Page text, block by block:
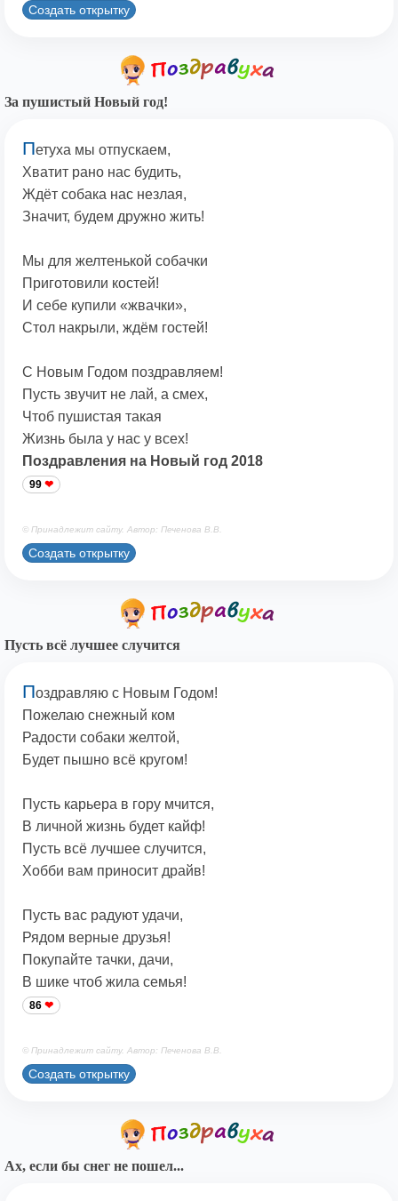
Создать открытку
За пушистый Новый год!
Петуха мы отпускаем,
Хватит рано нас будить,
Ждёт собака нас незлая,
Значит, будем дружно жить!
Мы для желтенькой собачки
Приготовили костей!
И себе купили «жвачки»,
Стол накрыли, ждём гостей!
С Новым Годом поздравляем!
Пусть звучит не лай, а смех,
Чтоб пушистая такая
Жизнь была у нас у всех!
Поздравления на Новый год 2018
99
© Принадлежит сайту. Автор: Печенова В.В.
Создать открытку
Пусть всё лучшее случится
Поздравляю с Новым Годом!
Пожелаю снежный ком
Радости собаки желтой,
Будет пышно всё кругом!
Пусть карьера в гору мчится,
В личной жизнь будет кайф!
Пусть всё лучшее случится,
Хобби вам приносит драйв!
Пусть вас радуют удачи,
Рядом верные друзья!
Покупайте тачки, дачи,
В шике чтоб жила семья!
86
© Принадлежит сайту. Автор: Печенова В.В.
Создать открытку
Ах, если бы снег не пошел...